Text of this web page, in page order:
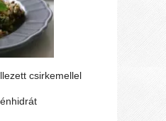
csirkemellel